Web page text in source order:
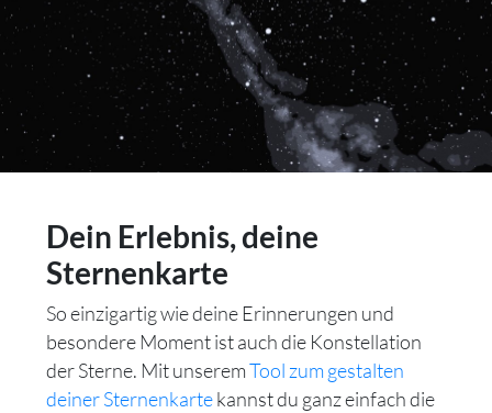
Dein Erlebnis, deine
Sternenkarte
So einzigartig wie deine Erinnerungen und
besondere Moment ist auch die Konstellation
der Sterne. Mit unseremTool zum gestalten
deiner Sternenkartekannst du ganz einfach die